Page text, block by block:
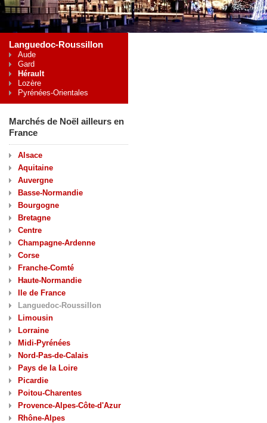
Languedoc-Roussillon
Aude
Gard
Hérault
Lozère
Pyrénées-Orientales
Marchés de Noël ailleurs en
France
Alsace
Aquitaine
Auvergne
Basse-Normandie
Bourgogne
Bretagne
Centre
Champagne-Ardenne
Corse
Franche-Comté
Haute-Normandie
Ile de France
Languedoc-Roussillon
Limousin
Lorraine
Midi-Pyrénées
Nord-Pas-de-Calais
Pays de la Loire
Picardie
Poitou-Charentes
Provence-Alpes-Côte-d'Azur
Rhône-Alpes